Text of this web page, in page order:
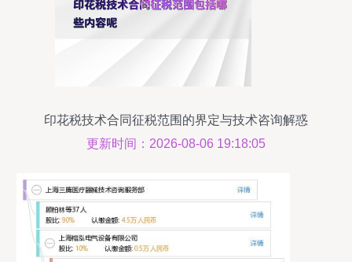
印花税技术合同征税范围的界定与技术咨询解惑
更新时间：2026-08-06 19:18:05